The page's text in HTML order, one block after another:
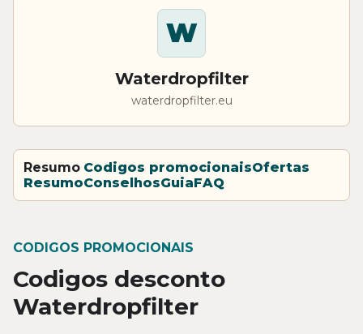
W
Waterdropfilter
waterdropfilter.eu
Resumo Codigos promocionaisOfertas
ResumoConselhosGuiaFAQ
CODIGOS PROMOCIONAIS
Codigos desconto
Waterdropfilter